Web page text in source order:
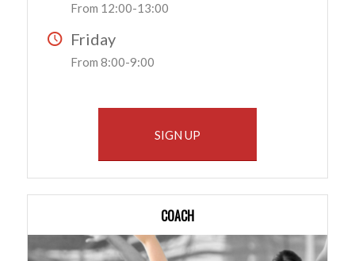
From 12:00-13:00
Friday
From 8:00-9:00
SIGN UP
COACH